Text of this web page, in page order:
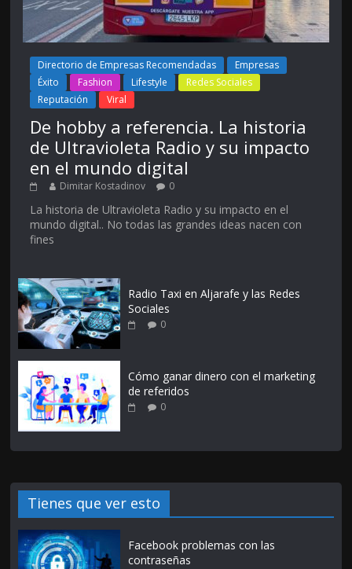
Directorio de Empresas Recomendadas
Empresas
Éxito
Fashion Lifestyle
Redes Sociales
Reputación
Viral
De hobby a referencia. La historia
de Ultravioleta Radio y su impacto
en el mundo digital
Dimitar Kostadinov 0
La historia de Ultravioleta Radio y su impacto en el
mundo digital.. No todas las grandes ideas nacen con
fines
Radio Taxi en Aljarafe y las Redes
Sociales
0
Cómo ganar dinero con el marketing
de referidos
0
Tienes que ver esto
Facebook problemas con las
contraseñas